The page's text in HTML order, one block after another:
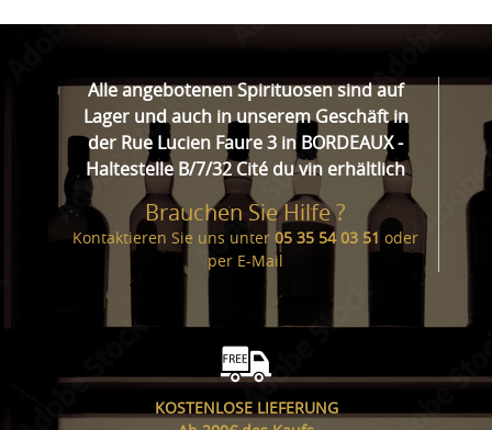
Alle angebotenen Spirituosen sind auf
Lager und auch in unserem Geschäft in
der Rue Lucien Faure 3 in BORDEAUX -
Haltestelle B/7/32 Cité du vin erhältlich
Brauchen Sie Hilfe ?
Kontaktieren Sie uns unter 05 35 54 03 51 oder
per E-Mail
KOSTENLOSE LIEFERUNG